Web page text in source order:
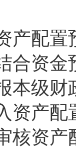
产配
合资
本级
资产配
核资